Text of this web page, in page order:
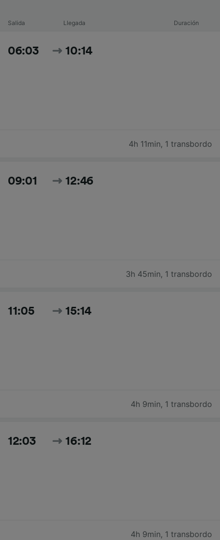
Salida Llegada Duración
06:03 10:14
4h 11min, 1 transbordo
09:01 12:46
3h 45min, 1 transbordo
11:05 15:14
4h 9min, 1 transbordo
12:03 16:12
4h 9min, 1 transbordo